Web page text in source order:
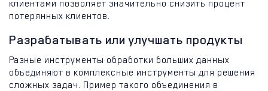
клиентами позволяет значительно снизить процент
потерянных клиентов.
Разрабатывать или улучшать продукты
Разные инструменты обработки больших данных
объединяют в комплексные инструменты для решения
сложных задач. Пример такого объединения в